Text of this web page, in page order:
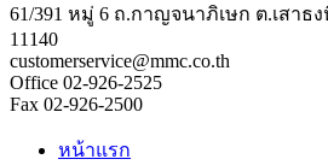
61/391 หมู่ 6 ถ.กาญจนาภิเษก ต.เสา
11140
customerservice@mmc.co.th
Office 02-926-2525
Fax 02-926-2500
หน้าแรก